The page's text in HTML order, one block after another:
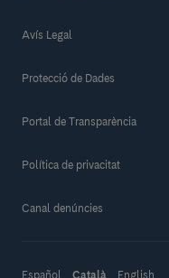
Avís Legal
Protecció de Dades
Portal de Transparència
Política de privacitat
Canal denúncies
Español Català English